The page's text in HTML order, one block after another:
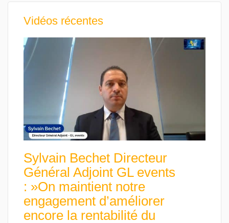
Vidéos récentes
Sylvain Bechet Directeur
Général Adjoint GL events
: »On maintient notre
engagement d’améliorer
encore la rentabilité du